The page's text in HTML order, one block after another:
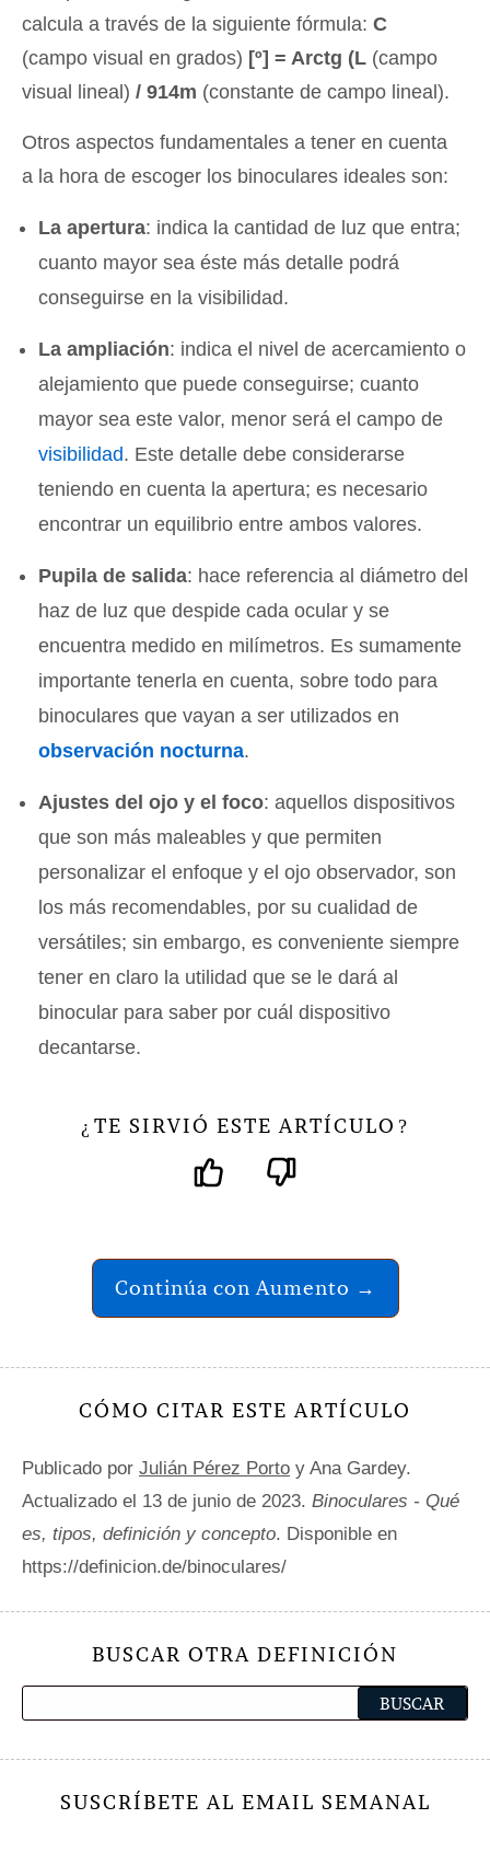
calcula a través de la siguiente fórmula: C
(campo visual en grados) [º] = Arctg (L (campo
visual lineal) / 914m (constante de campo lineal).
Otros aspectos fundamentales a tener en cuenta
a la hora de escoger los binoculares ideales son:
La apertura: indica la cantidad de luz que entra;
cuanto mayor sea éste más detalle podrá
conseguirse en la visibilidad.
La ampliación: indica el nivel de acercamiento o
alejamiento que puede conseguirse; cuanto
mayor sea este valor, menor será el campo de
visibilidad. Este detalle debe considerarse
teniendo en cuenta la apertura; es necesario
encontrar un equilibrio entre ambos valores.
Pupila de salida: hace referencia al diámetro del
haz de luz que despide cada ocular y se
encuentra medido en milímetros. Es sumamente
importante tenerla en cuenta, sobre todo para
binoculares que vayan a ser utilizados en
observación nocturna.
Ajustes del ojo y el foco: aquellos dispositivos
que son más maleables y que permiten
personalizar el enfoque y el ojo observador, son
los más recomendables, por su cualidad de
versátiles; sin embargo, es conveniente siempre
tener en claro la utilidad que se le dará al
binocular para saber por cuál dispositivo
decantarse.
¿ TE SIRVIÓ ESTE ARTÍCULO ?
Continúa con Aumento →
CÓMO CITAR ESTE ARTÍCULO
Publicado por Julián Pérez Porto y Ana Gardey.
Actualizado el 13 de junio de 2023. Binoculares - Qué
es, tipos, definición y concepto. Disponible en
https://definicion.de/binoculares/
BUSCAR OTRA DEFINICIÓN
SUSCRÍBETE AL EMAIL SEMANAL